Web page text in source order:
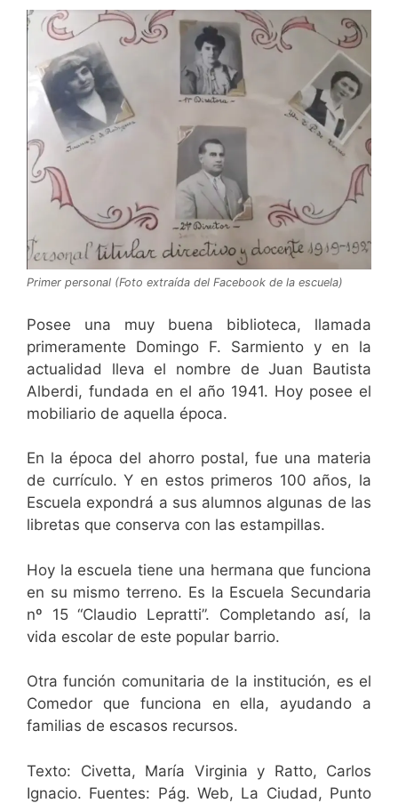
Primer personal (Foto extraída del Facebook de la escuela)
Posee una muy buena biblioteca, llamada
primeramente Domingo F. Sarmiento y en la
actualidad lleva el nombre de Juan Bautista
Alberdi, fundada en el año 1941. Hoy posee el
mobiliario de aquella época.
En la época del ahorro postal, fue una materia
de currículo. Y en estos primeros 100 años, la
Escuela expondrá a sus alumnos algunas de las
libretas que conserva con las estampillas.
Hoy la escuela tiene una hermana que funciona
en su mismo terreno. Es la Escuela Secundaria
nº 15 “Claudio Lepratti”. Completando así, la
vida escolar de este popular barrio.
Otra función comunitaria de la institución, es el
Comedor que funciona en ella, ayudando a
familias de escasos recursos.
Texto: Civetta, María Virginia y Ratto, Carlos
Ignacio. Fuentes: Pág. Web, La Ciudad, Punto